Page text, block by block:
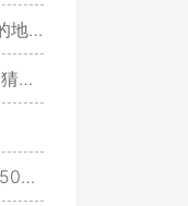
方
)
？